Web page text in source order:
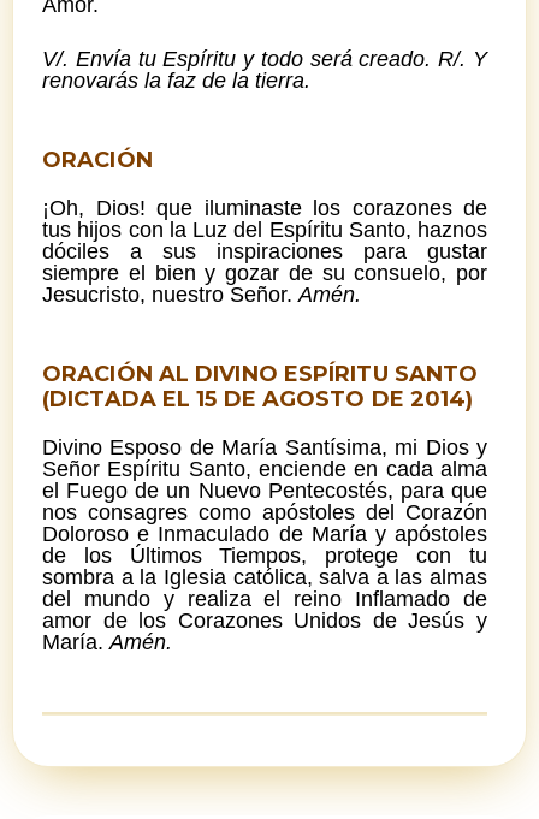
V/. Envía tu Espíritu y todo será creado. R/. Y
renovarás la faz de la tierra.
ORACIÓN
¡Oh, Dios! que iluminaste los corazones de
tus hijos con la Luz del Espíritu Santo, haznos
dóciles a sus inspiraciones para gustar
siempre el bien y gozar de su consuelo, por
Jesucristo, nuestro Señor. Amén.
ORACIÓN AL DIVINO ESPÍRITU SANTO
(DICTADA EL 15 DE AGOSTO DE 2014)
Divino Esposo de María Santísima, mi Dios y
Señor Espíritu Santo, enciende en cada alma
el Fuego de un Nuevo Pentecostés, para que
nos consagres como apóstoles del Corazón
Doloroso e Inmaculado de María y apóstoles
de los Últimos Tiempos, protege con tu
sombra a la Iglesia católica, salva a las almas
del mundo y realiza el reino Inflamado de
amor de los Corazones Unidos de Jesús y
María. Amén.